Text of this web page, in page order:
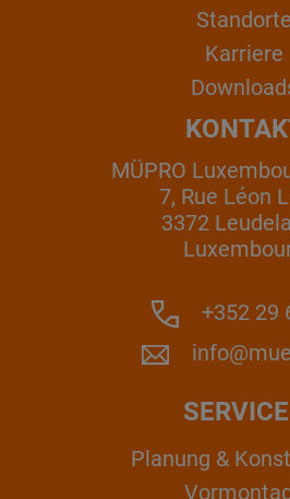
Standorte
Karriere
MÜPRO
7, Rue Léon
3372
+352 29
Planung &